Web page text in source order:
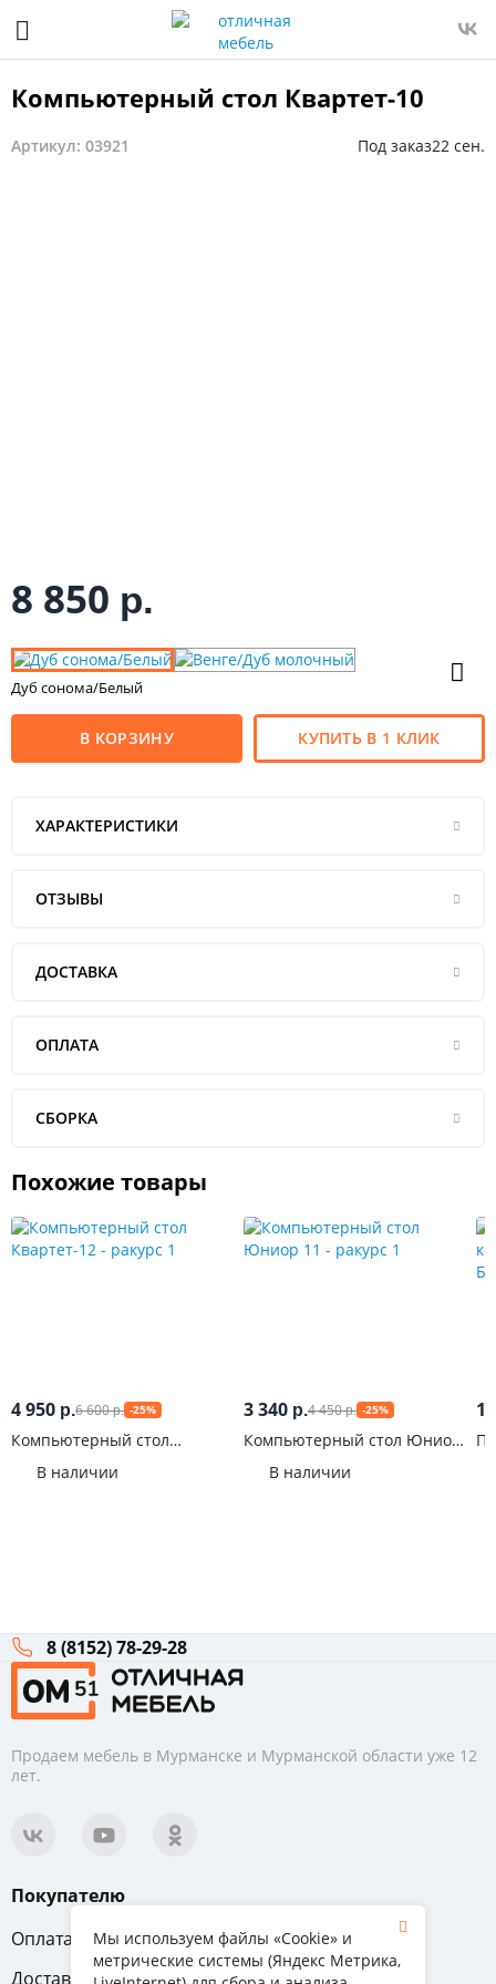
Компьютерный стол Квартет-10
Артикул: 03921 Под заказ22 сен.
8 850 р.
Дуб сонома/Белый
В КОРЗИНУ КУПИТЬ В 1 КЛИК
ХАРАКТЕРИСТИКИ
ОТЗЫВЫ
ДОСТАВКА
ОПЛАТА
СБОРКА
Похожие товары
4 950 р.6 600р. -25%
Компьютерный стол
В наличии
3 340 р.4 450р. -25%
Компьютерный стол Юниор
В наличии
8 (8152) 78-29-28
Продаем мебель в Мурманске и Мурманской области уже 12
лет.
Покупателю
Оплата
Вопрос-ответ
Доставка
Обмен и возврат
Мы используем файлы «Cookie» и
метрические системы (Яндекс Метрика,